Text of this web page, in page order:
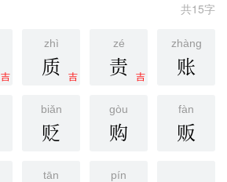
共15字
吉
zhì
吉
质
zé
吉
责
zhàng
账
biǎn
贬
gòu
购
fàn
贩
tān pín